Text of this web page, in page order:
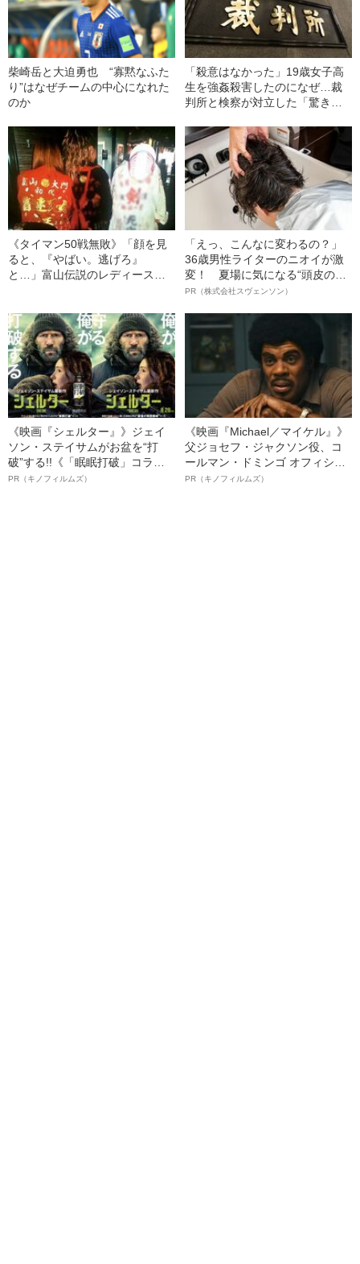
柴崎岳と大迫勇也 “寡黙なふた
り”はなぜチームの中心になれた
のか
「殺意はなかった」19歳女子高
生を強姦殺害したのになぜ…裁
判所と検察が対立した「驚きの
《タイマン50戦無敗》「顔を見
ると、『やばい。逃げろ』
と…」富山伝説のレディース初
「えっ、こんなに変わるの？」
36歳男性ライターのニオイが激
変！ 夏場に気になる“頭皮のニ
オイ”や“ベタつき”を解消す
ト”が生み出した徹底ケアとは
PR（株式会社スヴェンソン）
《映画『シェルター』》ジェイ
ソン・ステイサムがお盆を“打
破”する!!《「眠眠打破」コラ
ボ》
PR（キノフィルムズ）
《映画『Michael／マイケル』》
父ジョセフ・ジャクソン役、コ
ールマン・ドミンゴ オフィシャ
ルインタビュー“観客を魅了した
PR（キノフィルムズ）